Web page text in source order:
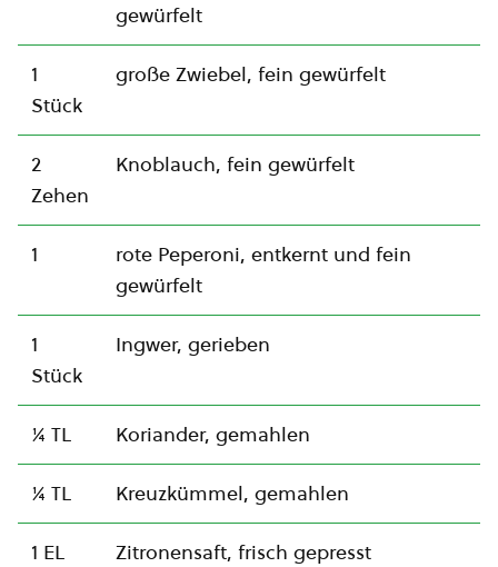
gewürfelt
1
Stück
große Zwiebel, fein gewürfelt
2
Zehen
Knoblauch, fein gewürfelt
1
rote Peperoni, entkernt und fein
gewürfelt
1
Stück
Ingwer, gerieben
¼ TL Koriander, gemahlen
¼ TL Kreuzkümmel, gemahlen
1 EL Zitronensaft, frisch gepresst